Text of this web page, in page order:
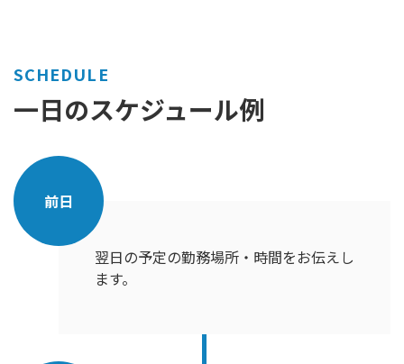
SCHEDULE
一日のスケジュール例
前日
翌日の予定の勤務場所・時間をお伝えし
ます。